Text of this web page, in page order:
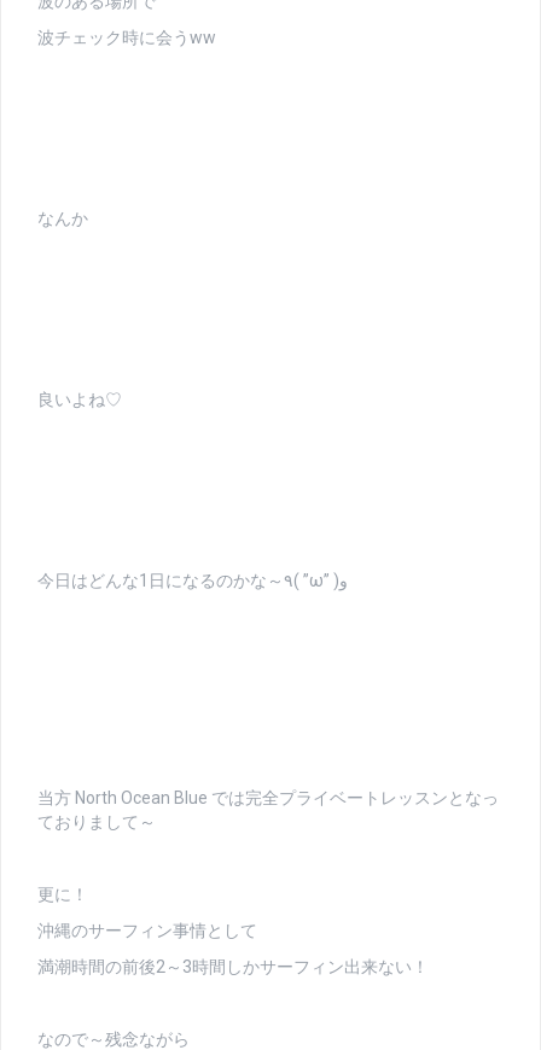
波チェック時に会うww
なんか
良いよね♡
今日はどんな1日になるのかな～٩( ”ω” )و
当方 North Ocean Blue では完全プライベートレッスンとなっ
ておりまして～
更に！
沖縄のサーフィン事情として
満潮時間の前後2～3時間しかサーフィン出来ない！
なので～残念ながら